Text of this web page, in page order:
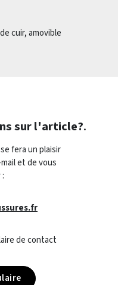
cuir, amovible
sur l'article?.
fera un plaisir
et de vous
de contact